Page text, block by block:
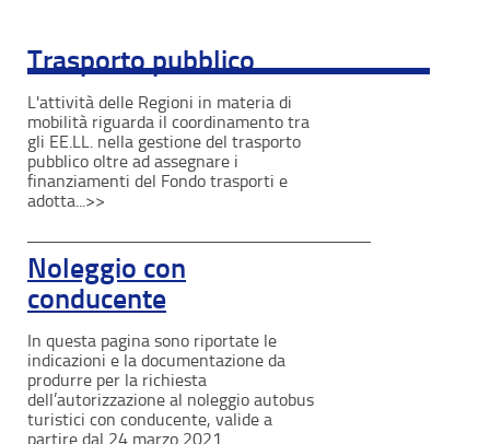
Trasporto pubblico
L'attività delle Regioni in materia di
mobilità riguarda il coordinamento tra
gli EE.LL. nella gestione del trasporto
pubblico oltre ad assegnare i
finanziamenti del Fondo trasporti e
adotta...>>
Noleggio con
conducente
In questa pagina sono riportate le
indicazioni e la documentazione da
produrre per la richiesta
dell’autorizzazione al noleggio autobus
turistici con conducente, valide a
partire dal 24 marzo 2021.